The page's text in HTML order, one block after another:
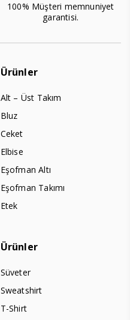
100% Müşteri memnuniyet
garantisi.
Ürünler
Alt – Üst Takım
Bluz
Ceket
Elbise
Eşofman Altı
Eşofman Takımı
Etek
Ürünler
Süveter
Sweatshirt
T-Shirt